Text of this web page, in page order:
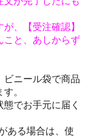
、【受注確認】
こと、あしからず
ビニール袋で商品
。
でお手元に届く
ある場合は、使